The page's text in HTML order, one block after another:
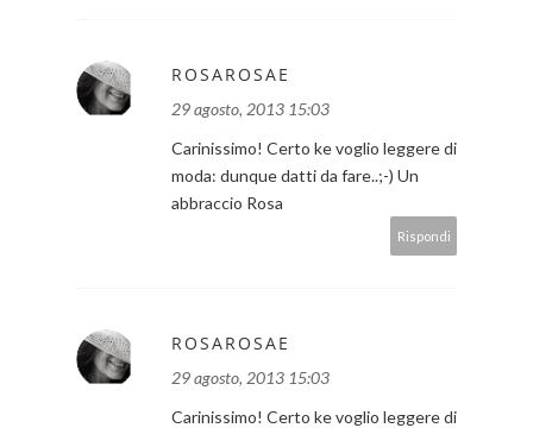
ROSAROSAE
29 agosto, 2013 15:03
Carinissimo! Certo ke voglio leggere di
moda: dunque datti da fare..;-) Un
abbraccio Rosa
Rispondi
ROSAROSAE
29 agosto, 2013 15:03
Carinissimo! Certo ke voglio leggere di